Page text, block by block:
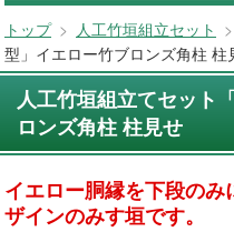
トップ > 人工竹垣組立セット >
型」イエロー竹ブロンズ角柱 柱
人工竹垣組立てセット
ロンズ角柱 柱見せ
イエロー胴縁を下段の
ザインのみす垣です。